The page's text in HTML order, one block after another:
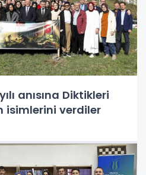
Diktikleri
isimlerini verdiler